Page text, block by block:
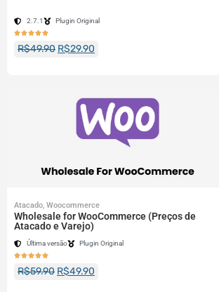
2.7.1 Plugin Original

R$49.90 R$29.90
Atacado, Woocommerce
Wholesale for WooCommerce (Preços de
Atacado e Varejo)
Última versão Plugin Original

R$59.90 R$49.90